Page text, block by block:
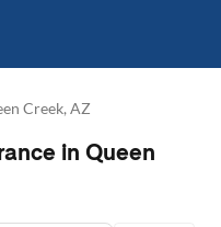
Creek, AZ
in Queen